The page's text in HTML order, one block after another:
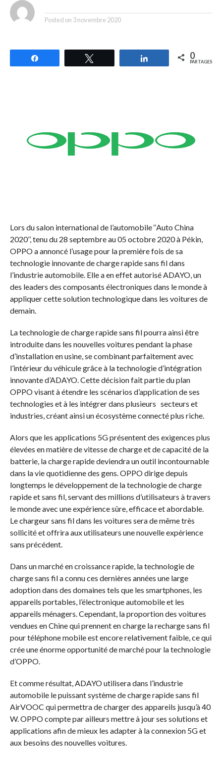
Posted on 3 novembre 2020
Partagez 0
PARTAGES
Lors du salon international de l’automobile ‘‘Auto China
2020’’, tenu du 28 septembre au 05 octobre 2020 à Pékin,
OPPO a annoncé l’usage pour la première fois de sa
technologie innovante de charge rapide sans fil dans
l’industrie automobile. Elle a en effet autorisé ADAYO, un
des leaders des composants électroniques dans le monde à
appliquer cette solution technologique dans les voitures de
demain.
La technologie de charge rapide sans fil pourra ainsi être
introduite dans les nouvelles voitures pendant la phase
d’installation en usine, se combinant parfaitement avec
l’intérieur du véhicule grâce à la technologie d’intégration
innovante d’ADAYO. Cette décision fait partie du plan
OPPO visant à étendre les scénarios d’application de ses
technologies et à les intégrer dans plusieurs secteurs et
industries, créant ainsi un écosystème connecté plus riche.
Alors que les applications 5G présentent des exigences plus
élevées en matière de vitesse de charge et de capacité de la
batterie, la charge rapide deviendra un outil incontournable
dans la vie quotidienne des gens. OPPO dirige depuis
longtemps le développement de la technologie de charge
rapide et sans fil, servant des millions d’utilisateurs à travers
le monde avec une expérience sûre, efficace et abordable.
Le chargeur sans fil dans les voitures sera de même très
sollicité et offrira aux utilisateurs une nouvelle expérience
sans précédent.
Dans un marché en croissance rapide, la technologie de
charge sans fil a connu ces dernières années une large
adoption dans des domaines tels que les smartphones, les
appareils portables, l’électronique automobile et les
appareils ménagers. Cependant, la proportion des voitures
vendues en Chine qui prennent en charge la recharge sans fil
pour téléphone mobile est encore relativement faible, ce qui
crée une énorme opportunité de marché pour la technologie
d’OPPO.
Et comme résultat, ADAYO utilisera dans l’industrie
automobile le puissant système de charge rapide sans fil
AirVOOC qui permettra de charger des appareils jusqu’à 40
W. OPPO compte par ailleurs mettre à jour ses solutions et
applications afin de mieux les adapter à la connexion 5G et
aux besoins des nouvelles voitures.